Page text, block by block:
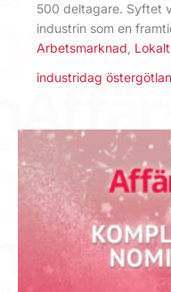
500 deltagare. Syftet
industrin som en
Arbetsmarknad Lokalt
industridag